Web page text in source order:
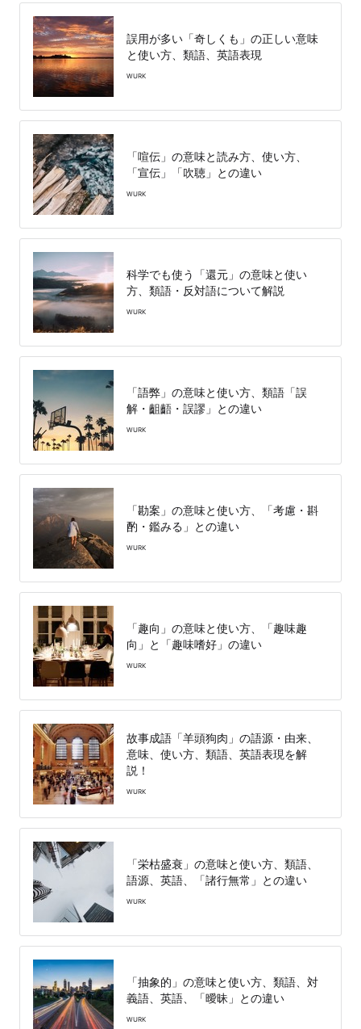
誤用が多い「奇しくも」の正しい意味
と使い方、類語、英語表現
WURK
「喧伝」の意味と読み方、使い方、
「宣伝」「吹聴」との違い
WURK
科学でも使う「還元」の意味と使い
方、類語・反対語について解説
WURK
「語弊」の意味と使い方、類語「誤
解・齟齬・誤謬」との違い
WURK
「勘案」の意味と使い方、「考慮・斟
酌・鑑みる」との違い
WURK
「趣向」の意味と使い方、「趣味趣
向」と「趣味嗜好」の違い
WURK
故事成語「羊頭狗肉」の語源・由来、
意味、使い方、類語、英語表現を解
説！
WURK
「栄枯盛衰」の意味と使い方、類語、
語源、英語、「諸行無常」との違い
WURK
「抽象的」の意味と使い方、類語、対
義語、英語、「曖昧」との違い
WURK